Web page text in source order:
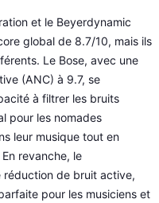
et le Beyerdynamic
global de 8.7/10, mais ils
Le Bose, avec une
(ANC) à 9.7, se
à filtrer les bruits
pour les nomades
leur musique tout en
revanche, le
réduction de bruit active,
pour les musiciens et